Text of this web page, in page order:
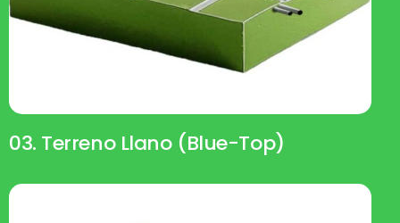
03. Terreno Llano (blue-Top)